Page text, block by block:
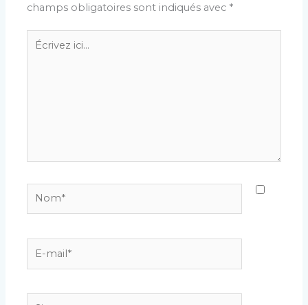
champs obligatoires sont indiqués avec *
Écrivez
ici…
mail*